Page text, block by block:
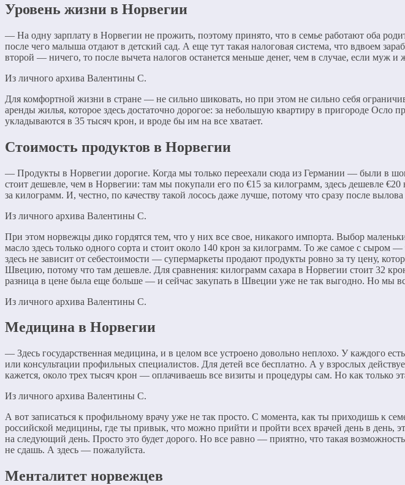
Уровень жизни в Норвегии
— На одну зарплату в Норвегии не прожить, поэтому принято, что в семье работают оба
после чего малыша отдают в детский сад. А еще тут такая налоговая система, что вдвоем
второй — ничего, то после вычета налогов останется меньше денег, чем в случае, если муж и
Из личного архива Валентины С.
Для комфортной жизни в стране — не сильно шиковать, но при этом не сильно себя
аренды жилья, которое здесь достаточно дорогое: за небольшую квартиру в пригороде
укладываются в 35 тысяч крон, и вроде бы им на все хватает.
Стоимость продуктов в Норвегии
— Продукты в Норвегии дорогие. Когда мы только переехали сюда из Германии — были в
стоит дешевле, чем в Норвегии: там мы покупали его по €15 за килограмм, здесь дешевле
за килограмм. И, честно, по качеству такой лосось даже лучше, потому что сразу после
Из личного архива Валентины С.
При этом норвежцы дико гордятся тем, что у них все свое, никакого импорта. Выбор
масло здесь только одного сорта и стоит около 140 крон за килограмм. То же самое с
здесь не зависит от себестоимости — супермаркеты продают продукты ровно за ту цену,
Швецию, потому что там дешевле. Для сравнения: килограмм сахара в Норвегии стоит 32
разница в цене была еще больше — и сейчас закупать в Швеции уже не так выгодно. Но мы
Из личного архива Валентины С.
Медицина в Норвегии
— Здесь государственная медицина, и в целом все устроено довольно неплохо. У каждого
или консультации профильных специалистов. Для детей все бесплатно. А у взрослых
кажется, около трех тысяч крон — оплачиваешь все визиты и процедуры сам. Но как только
Из личного архива Валентины С.
А вот записаться к профильному врачу уже не так просто. С момента, как ты приходишь к
российской медицины, где ты привык, что можно прийти и пройти всех врачей день в день,
на следующий день. Просто это будет дорого. Но все равно — приятно, что такая
не сдашь. А здесь — пожалуйста.
Менталитет норвежцев